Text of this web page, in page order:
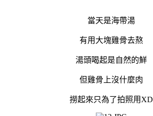
當天是海帶湯
有用大塊雞骨去熬
湯頭喝起是自然的鮮
但雞骨上沒什麼肉
撈起來只為了拍照用XD